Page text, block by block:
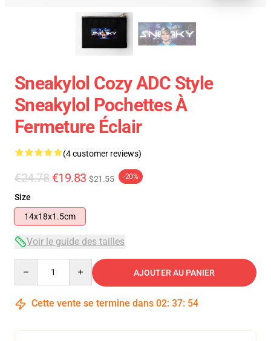
Sneakylol Cozy ADC Style
Sneakylol Pochettes À
Fermeture Éclair
(4 customer reviews)
€24.78 €19.83 $21.55 -20%
Size
14x18x1.5cm
Voir le guide des tailles
AJOUTER AU PANIER
Cette vente se termine dans 02: 37: 53